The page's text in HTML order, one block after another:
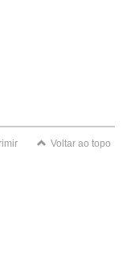
Voltar ao topo